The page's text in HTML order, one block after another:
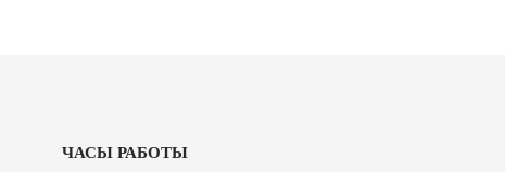
ЧАСЫ РАБОТЫ